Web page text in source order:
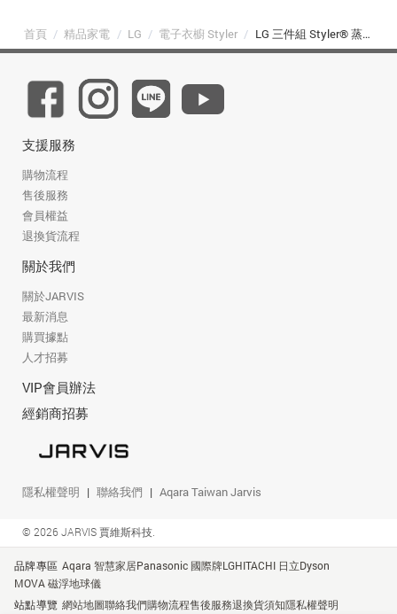
首頁 / 精品家電 / LG / 電子衣櫥 Styler / LG 三件組 Styler® 蒸氣電子衣櫥|奢華鏡面 (E523MR)
支援服務
購物流程
售後服務
會員權益
退換貨流程
關於我們
關於JARVIS
最新消息
購買據點
人才招募
VIP會員辦法
經銷商招募
隱私權聲明 聯絡我們 Aqara Taiwan Jarvis
© 2026 JARVIS 賈維斯科技.
品牌專區 Aqara 智慧家居Panasonic 國際牌LGHITACHI 日立Dyson
MOVA 磁浮地球儀
站點導覽 網站地圖聯絡我們購物流程售後服務退換貨須知隱私權聲明